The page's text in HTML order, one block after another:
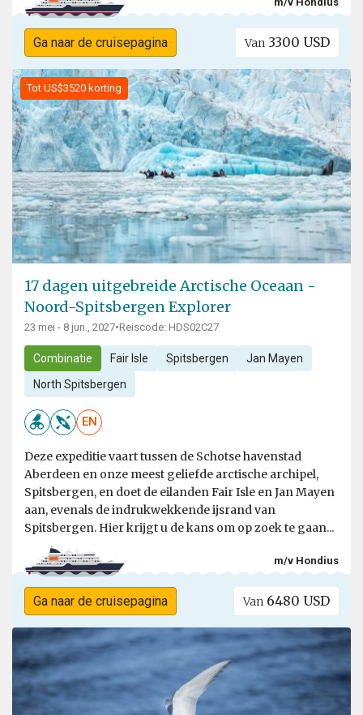
Ga naar de cruisepagina Van 3300 USD
Tot US$3520 korting
17 dagen uitgebreide Arctische Oceaan -
Noord-Spitsbergen Explorer
23 mei - 8 jun., 2027•Reiscode: HDS02C27
Combinatie Fair Isle Spitsbergen Jan Mayen
North Spitsbergen
EN
Deze expeditie vaart tussen de Schotse havenstad
Aberdeen en onze meest geliefde arctische archipel,
Spitsbergen, en doet de eilanden Fair Isle en Jan Mayen
aan, evenals de indrukwekkende ijsrand van
Spitsbergen. Hier krijgt u de kans om op zoek te gaan...
m/v Hondius
Ga naar de cruisepagina Van 6480 USD